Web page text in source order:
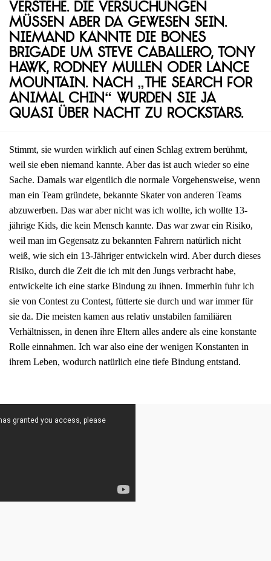
Verstehe. Die Versuchungen
müssen aber da gewesen sein.
Niemand kannte die Bones
Brigade um Steve Caballero, Tony
Hawk, Rodney Mullen oder Lance
Mountain. Nach „The Search for
Animal Chin“ wurden sie ja
quasi über Nacht zu Rockstars.
Stimmt, sie wurden wirklich auf einen Schlag extrem berühmt,
weil sie eben niemand kannte. Aber das ist auch wieder so eine
Sache. Damals war eigentlich die normale Vorgehensweise, wenn
man ein Team gründete, bekannte Skater von anderen Teams
abzuwerben. Das war aber nicht was ich wollte, ich wollte 13-
jährige Kids, die kein Mensch kannte. Das war zwar ein Risiko,
weil man im Gegensatz zu bekannten Fahrern natürlich nicht
weiß, wie sich ein 13-Jähriger entwickeln wird. Aber durch dieses
Risiko, durch die Zeit die ich mit den Jungs verbracht habe,
entwickelte ich eine starke Bindung zu ihnen. Immerhin fuhr ich
sie von Contest zu Contest, fütterte sie durch und war immer für
sie da. Die meisten kamen aus relativ unstabilen familiären
Verhältnissen, in denen ihre Eltern alles andere als eine konstante
Rolle einnahmen. Ich war also eine der wenigen Konstanten in
ihrem Leben, wodurch natürlich eine tiefe Bindung entstand.